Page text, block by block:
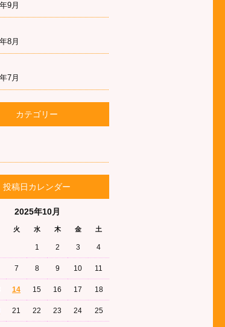
9月
8月
7月
カテゴリー
投稿日カレンダー
2025年10月
火 水 木 金 土
1 2 3 4
7 8 9 10 11
14 15 16 17 18
21 22 23 24 25